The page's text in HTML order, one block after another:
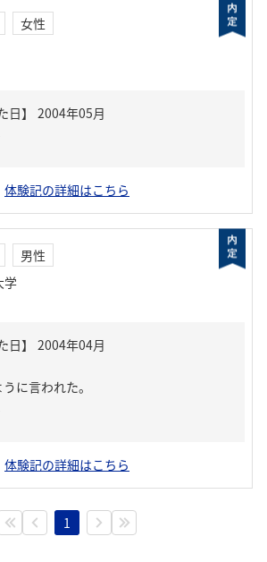
女性
日】
2004年05月
体験記の詳細はこちら
男性
学
日】
2004年04月
に言われた。
体験記の詳細はこちら
1